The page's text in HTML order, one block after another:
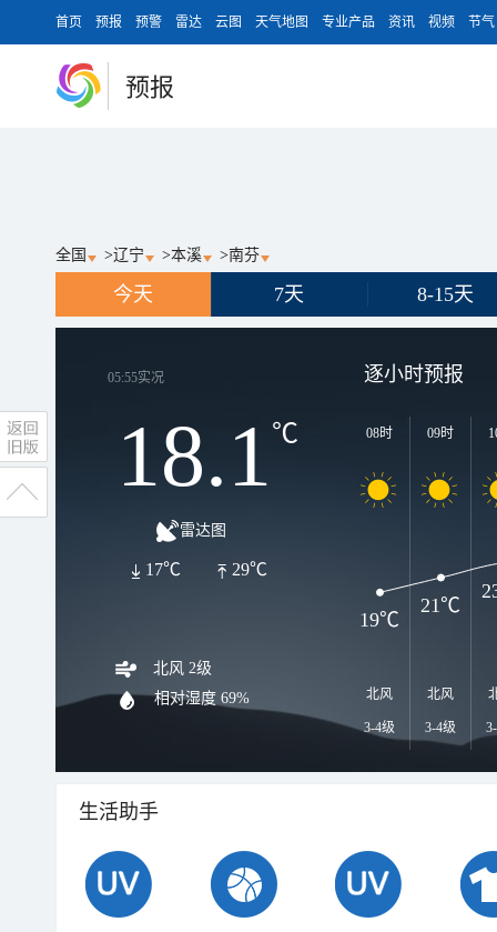
首页 预报 预警 雷达 云图 天气地图 专业产品 资讯 视频 节气
预报
全国 >辽宁 >本溪 >南芬
今天 7天 8-15天
05:55实况
18.1℃
雷达图
29℃
17℃
北风 2级
相对湿度 69%
逐小时预报
08时
北风
3-4级
09时
北风
3-4级
19℃
21℃
生活助手